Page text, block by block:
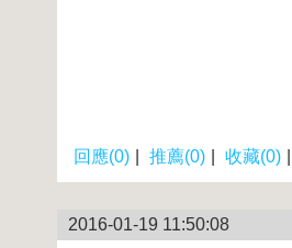
回應(0) 推薦(0) 收藏(0)
2016-01-19 11:50:08